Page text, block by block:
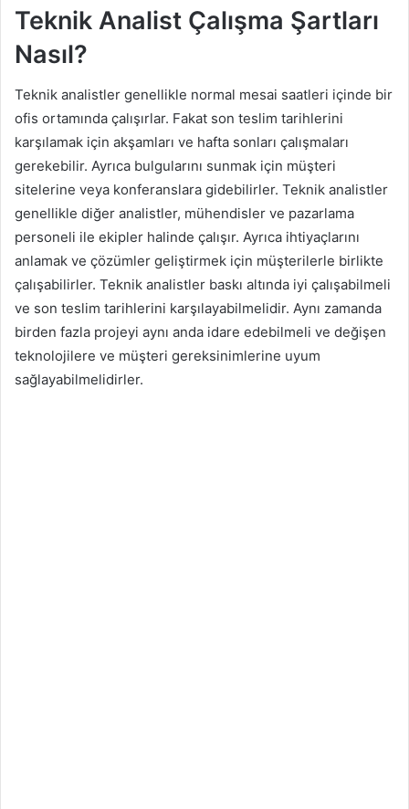
Teknik Analist Çalışma Şartları
Nasıl?
Teknik analistler genellikle normal mesai saatleri içinde bir
ofis ortamında çalışırlar. Fakat son teslim tarihlerini
karşılamak için akşamları ve hafta sonları çalışmaları
gerekebilir. Ayrıca bulgularını sunmak için müşteri
sitelerine veya konferanslara gidebilirler. Teknik analistler
genellikle diğer analistler, mühendisler ve pazarlama
personeli ile ekipler halinde çalışır. Ayrıca ihtiyaçlarını
anlamak ve çözümler geliştirmek için müşterilerle birlikte
çalışabilirler. Teknik analistler baskı altında iyi çalışabilmeli
ve son teslim tarihlerini karşılayabilmelidir. Aynı zamanda
birden fazla projeyi aynı anda idare edebilmeli ve değişen
teknolojilere ve müşteri gereksinimlerine uyum
sağlayabilmelidirler.